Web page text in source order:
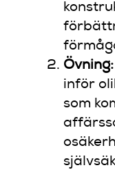
Övning:
inför
som